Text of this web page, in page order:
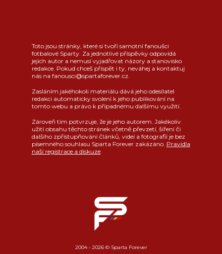
Toto jsou stránky, které si tvoří samotní fanoušci
fotbalové Sparty. Za jednotlivé příspěvky odpovídá
jejich autor a nemusí vyjadřovat názory a stanovisko
redakce. Pokud chceš přispět i ty, neváhej a kontaktuj
nás na fanousci@spartaforever.cz.
Zasláním jakéhokoli materiálu dává jeho odesílatel
redakci automaticky svolení k jeho publikování na
tomto webu a právo k případnému dalšímu využití.
Zároveň tím potvrzuje, že je jeho autorem. Jakékoliv
užití obsahu těchto stránek včetně převzetí, šíření či
dalšího zpřístupňování článků, videí a fotografií je bez
písemného souhlasu Sparta Forever zakázáno. Pravidla
naší registrace a diskuze.
2004 - 2026 © Sparta Forever